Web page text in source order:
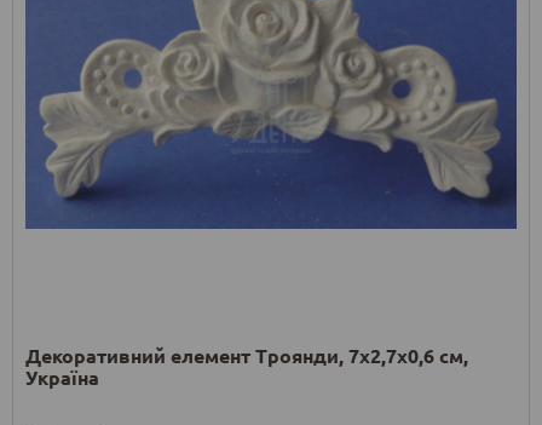
Декоративний елемент Троянди, 7х2,7х0,6 см,
Україна